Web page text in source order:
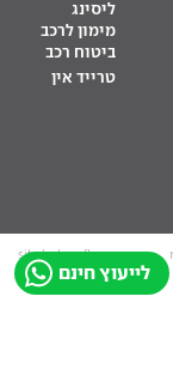
לייעוץ חינם
ליסינג
מימון לרכב
ביטוח רכב
טרייד אין
site by tq.soft